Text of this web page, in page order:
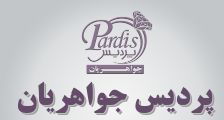
​​​​پردیس جواهریان